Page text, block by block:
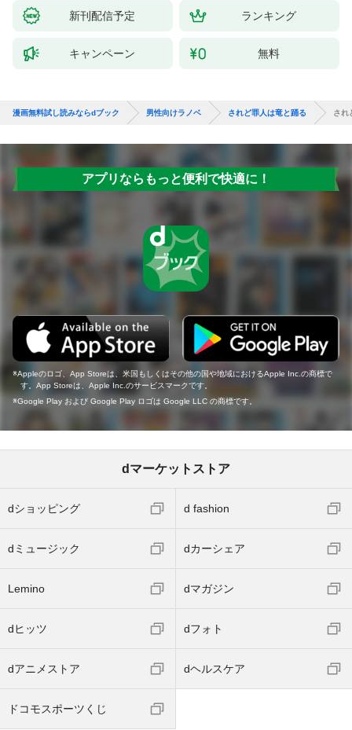
新刊配信予定 ランキング
キャンペーン 無料
漫画無料試し読みならdブック 男性向けラノベ されど罪人は竜と踊る さ
アプリならもっと便利で快適に！
Appleのロゴ、App Storeは、米国もしくはその他の国や地域におけるApple Inc.の商標で
す。App Storeは、Apple Inc.のサービスマークです。
Google Play および Google Play ロゴは Google LLC の商標です。
dマーケットストア
dショッピング d fashion
dミュージック dカーシェア
Lemino dマガジン
dヒッツ dフォト
dアニメストア dヘルスケア
ドコモスポーツくじ